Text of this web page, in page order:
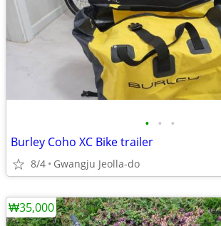
• • •
Burley Coho XC Bike trailer
8/4 Gwangju Jeolla-do
₩35,000